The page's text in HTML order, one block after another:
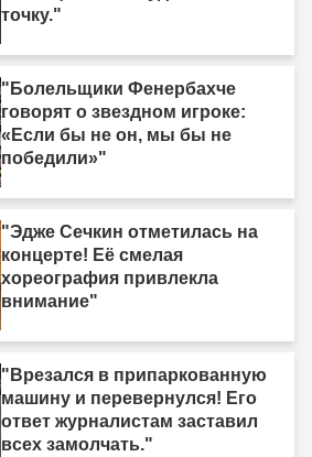
точку."
"Болельщики Фенербахче
говорят о звездном игроке:
«Если бы не он, мы бы не
победили»"
"Эдже Сечкин отметилась на
концерте! Её смелая
хореография привлекла
внимание"
"Врезался в припаркованную
машину и перевернулся! Его
ответ журналистам заставил
всех замолчать."